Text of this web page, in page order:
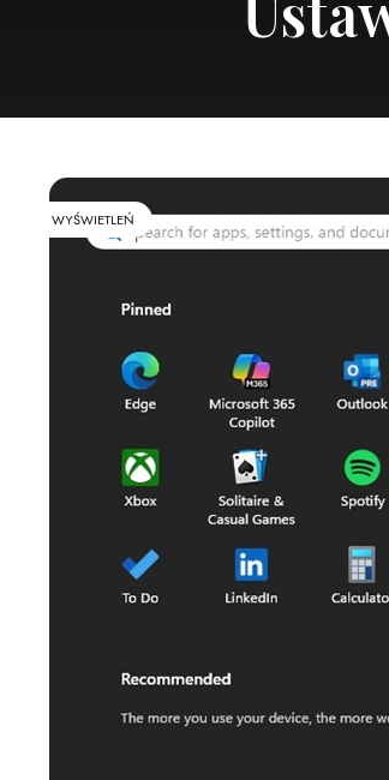
WYŚWIETLEŃ